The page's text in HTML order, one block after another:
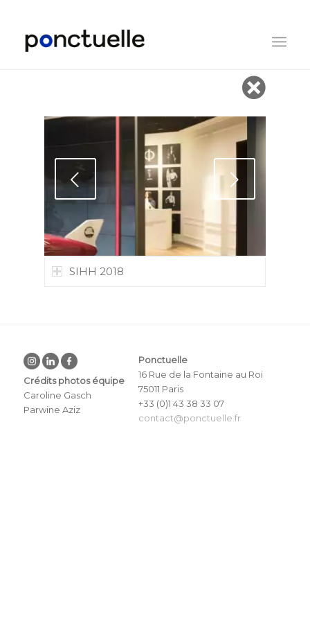
Suivant
SIHH 2018
Crédits photos équipe
Caroline Gasch
Parwine Aziz
Ponctuelle
16 Rue de la Fontaine au Roi
75011 Paris
+33 (0)1 43 38 33 07
contact@ponctuelle.fr